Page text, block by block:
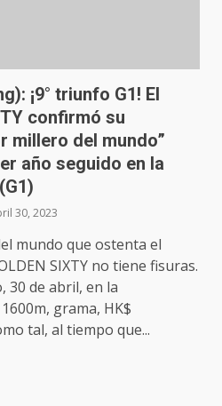
¡9° triunfo G1! El
confirmó su
millero del mundo”
año seguido en la
30, 2023
mundo que ostenta el
SIXTY no tiene fisuras.
30 de abril, en la
grama, HK$
tal, al tiempo que...